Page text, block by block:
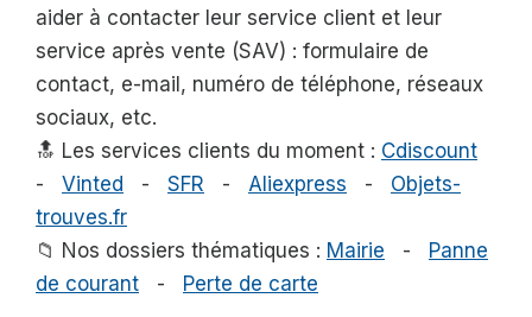
aider à contacter leur service client et leur
service après vente (SAV) : formulaire de
contact, e-mail, numéro de téléphone, réseaux
sociaux, etc.
🔝 Les services clients du moment : Cdiscount
- Vinted - SFR - Aliexpress - Objets-
trouves.fr
📁 Nos dossiers thématiques : Mairie - Panne
de courant - Perte de carte